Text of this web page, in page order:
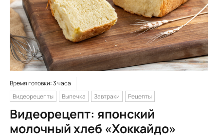
Время готовки: 3 часа
Видеорецепты
Выпечка Завтраки Рецепты
Видеорецепт: японский
молочный хлеб «Хоккайдо»